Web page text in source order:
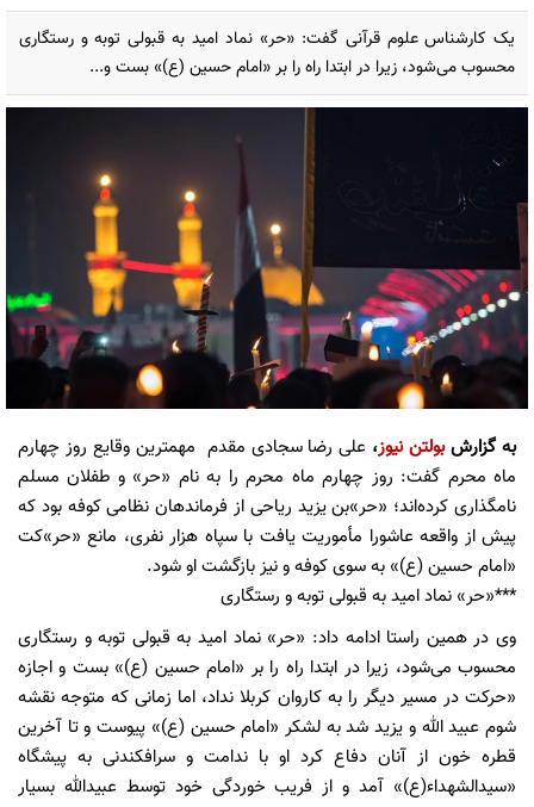
یک کارشناس علوم قرآنی گفت: «حر» نماد امید به قبولی توبه و رستگاری
محسوب می‌شود، زیرا در ابتدا راه را بر «امام حسین (ع)» بست و...
به گزارشبولتن نیوز، علی رضا سجادی مقدم مهمترین وقایع روز چهارم
ماه محرم گفت: روز چهارم ماه محرم را به نام «حر» و طفلان مسلم
نامگذاری کرده‌اند؛ «حر»بن یزید ریاحی از فرماندهان نظامی کوفه بود که
پیش از واقعه عاشورا مأموریت یافت با سپاه هزار نفری، مانع «حر»کت
«امام حسین (ع)» به سوی کوفه و نیز بازگشت او شود.
***«حر» نماد امید به قبولی توبه و رستگاری
وی در همین راستا ادامه داد: «حر» نماد امید به قبولی توبه و رستگاری
محسوب می‌شود، زیرا در ابتدا راه را بر «امام حسین (ع)» بست و اجازه
«حرکت در مسیر دیگر را به کاروان کربلا نداد، اما زمانی که متوجه نقشه
شوم عبید الله و یزید شد به لشکر «امام حسین (ع)» پیوست و تا آخرین
قطره خون از آنان دفاع کرد او با ندامت و سرافکندنی به پیشگاه
«سیدالشهداء(ع)» آمد و از فریب خوردگی خود توسط عبیدالله بسیار